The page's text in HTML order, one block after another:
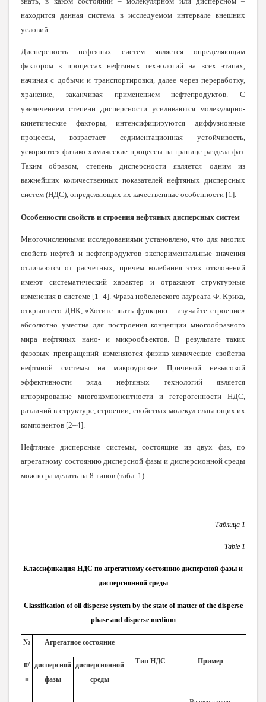
находится данная система в исследуемом интервале внешних
условий.
Дисперсность нефтяных систем является определяющим
фактором в процессах нефтяных технологий на всех этапах,
начиная с добычи и транспортировки, далее через переработку,
хранение, заканчивая применением нефтепродуктов. С
увеличением степени дисперсности усиливаются молекулярно-
кинетические факторы, интенсифицируются диффузионные
процессы, возрастает седиментационная устойчивость,
ускоряются физико-химические процессы на границе раздела фаз.
Таким образом, степень дисперсности является одним из
важнейших количественных показателей нефтяных дисперсных
систем (НДС), определяющих их качественные особенности [1].
Особенности свойств и строения нефтяных дисперсных систем
Многочисленными исследованиями установлено, что для многих
свойств нефтей и нефтепродуктов экспериментальные значения
отличаются от расчетных, причем колебания этих отклонений
имеют систематический характер и отражают структурные
изменения в системе [1–4]. Фраза нобелевского лауреата Ф. Крика,
открывшего ДНК, «Хотите знать функцию – изучайте строение»
абсолютно уместна для построения концепции многообразного
мира нефтяных нано- и микрообъектов. В результате таких
фазовых превращений изменяются физико-химические свойства
нефтяной системы на микроуровне. Причиной невысокой
эффективности ряда нефтяных технологий является
игнорирование многокомпонентности и гетерогенности НДС,
различий в структуре, строении, свойствах молекул слагающих их
компонентов [2–4]
Нефтяные дисперсные системы, состоящие из двух фаз, по
агрегатному состоянию дисперсной фазы и дисперсионной среды
можно разделить на 8 типов (табл. 1).
Таблица 1
Table 1
Классификация НДС по агрегатному состоянию дисперсной фазы и
дисперсионной среды
Classification of oil disperse system by the state of matter of the disperse
phase and disperse medium
№
п/
п
Агрегатное состояние
Тип НДС Пример
дисперсной
фазы
дисперсионной
среды